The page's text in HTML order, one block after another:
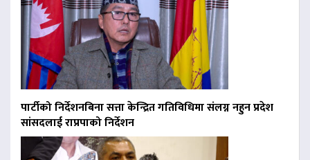
पार्टीको निर्देशनबिना सत्ता केन्द्रित गतिविधिमा संलग्न नहुन प्रदेश
सांसदलाई राप्रपाको निर्देशन